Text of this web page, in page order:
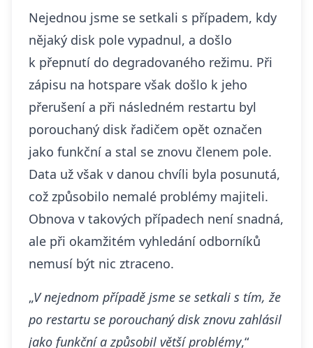
Nejednou jsme se setkali s případem, kdy
nějaký disk pole vypadnul, a došlo
k přepnutí do degradovaného režimu. Při
zápisu na hotspare však došlo k jeho
přerušení a při následném restartu byl
porouchaný disk řadičem opět označen
jako funkční a stal se znovu členem pole.
Data už však v danou chvíli byla posunutá,
což způsobilo nemalé problémy majiteli.
Obnova v takových případech není snadná,
ale při okamžitém vyhledání odborníků
nemusí být nic ztraceno.
„V nejednom případě jsme se setkali s tím, že
po restartu se porouchaný disk znovu zahlásil
jako funkční a způsobil větší problémy,“